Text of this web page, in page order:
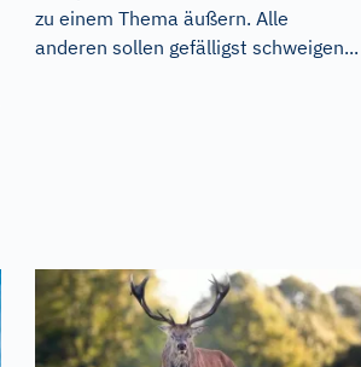
zu einem Thema äußern. Alle
anderen sollen gefälligst schweigen...